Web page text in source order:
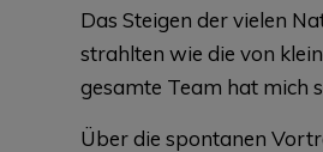
Das Steigen der vielen
strahlten wie die von
gesamte Team hat mich
Über die spontanen